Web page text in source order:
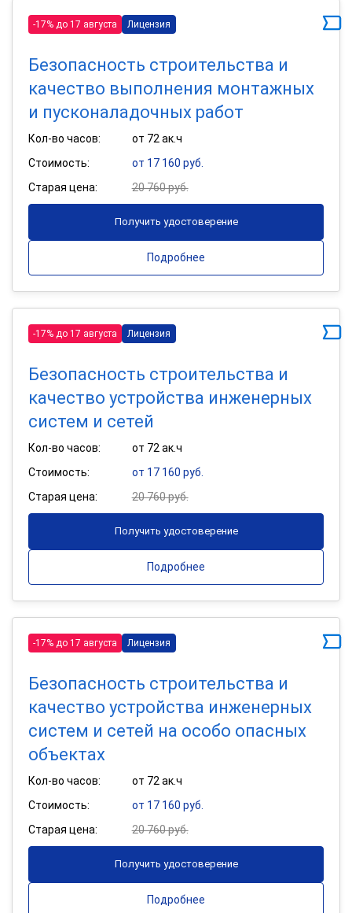
-17% до 17 августа Лицензия
Безопасность строительства и
качество выполнения монтажных
и пусконаладочных работ
Кол-во часов:
от 72 ак.ч
Стоимость:
от 17 160 руб.
Старая цена:
20 760 руб.
Получить удостоверение
Подробнее
-17% до 17 августа Лицензия
Безопасность строительства и
качество устройства инженерных
систем и сетей
Кол-во часов:
от 72 ак.ч
Стоимость:
от 17 160 руб.
Старая цена:
20 760 руб.
Получить удостоверение
Подробнее
-17% до 17 августа Лицензия
Безопасность строительства и
качество устройства инженерных
систем и сетей на особо опасных
объектах
Кол-во часов:
от 72 ак.ч
Стоимость:
от 17 160 руб.
Старая цена:
20 760 руб.
Получить удостоверение
Подробнее